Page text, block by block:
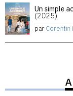
Un simple
(2025)
par Corentin